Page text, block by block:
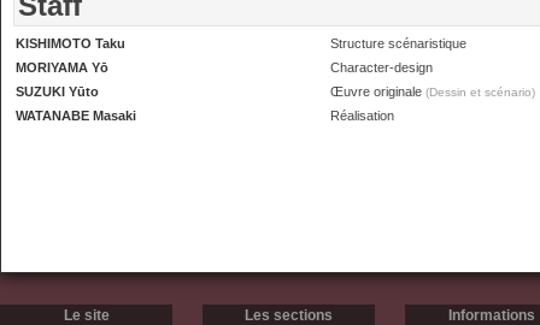
KISHIMOTO Taku
Structure scénaristique
MORIYAMA Yō
Character-design
SUZUKI Yūto
Œuvre originale (Dessin et scénario)
WATANABE Masaki Réalisation
Le site
Les sections
Informations